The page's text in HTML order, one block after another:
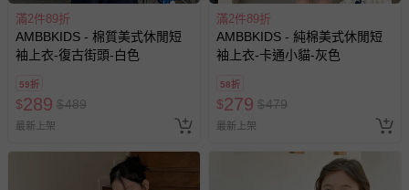
滿2件89折
AMBBKIDS - 棉質美式休閒短
袖上衣-復古街頭-白色
59折
$289 $489
最新上架
滿2件89折
AMBBKIDS - 純棉美式休閒短
袖上衣-卡通小貓-灰色
58折
$279 $479
最新上架